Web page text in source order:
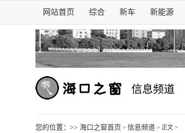
网站首页 综合 新车 新能源
信息频道
您的位置：>> 海口之窗首页 > 信息频道 > 正文 >